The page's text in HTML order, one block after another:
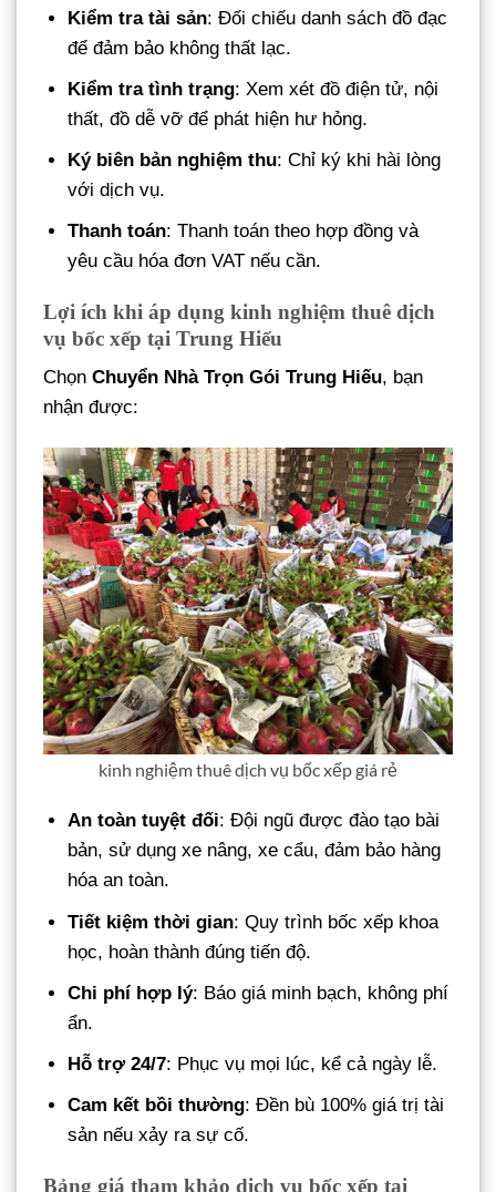
Kiểm tra tài sản: Đối chiếu danh sách đồ đạc
để đảm bảo không thất lạc.
Kiểm tra tình trạng: Xem xét đồ điện tử, nội
thất, đồ dễ vỡ để phát hiện hư hỏng.
Ký biên bản nghiệm thu: Chỉ ký khi hài lòng
với dịch vụ.
Thanh toán: Thanh toán theo hợp đồng và
yêu cầu hóa đơn VAT nếu cần.
Lợi ích khi áp dụng kinh nghiệm thuê dịch
vụ bốc xếp tại Trung Hiếu
Chọn Chuyển Nhà Trọn Gói Trung Hiếu, bạn
nhận được:
kinh nghiệm thuê dịch vụ bốc xếp giá rẻ
An toàn tuyệt đối: Đội ngũ được đào tạo bài
bản, sử dụng xe nâng, xe cẩu, đảm bảo hàng
hóa an toàn.
Tiết kiệm thời gian: Quy trình bốc xếp khoa
học, hoàn thành đúng tiến độ.
Chi phí hợp lý: Báo giá minh bạch, không phí
ẩn.
Hỗ trợ 24/7: Phục vụ mọi lúc, kể cả ngày lễ.
Cam kết bồi thường: Đền bù 100% giá trị tài
sản nếu xảy ra sự cố.
Bảng giá tham khảo dịch vụ bốc xếp tại